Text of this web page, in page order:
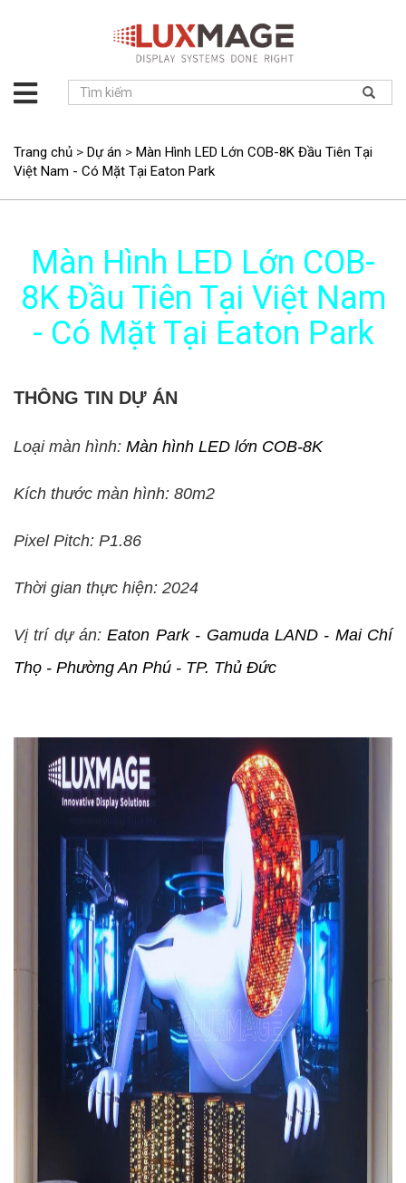
Giới
Giải
pháp
Tin
tức
Hỗ
hệ
Trang chủ > Dự án > Màn Hình LED Lớn COB-8K Đầu Tiên Tại
Việt Nam - Có Mặt Tại Eaton Park
Màn Hình LED Lớn COB-
8K Đầu Tiên Tại Việt Nam
- Có Mặt Tại Eaton Park
THÔNG TIN DỰ ÁN
Loại màn hình: Màn hình LED lớn COB-8K
Kích thước màn hình: 80m2
Pixel Pitch: P1.86
Thời gian thực hiện: 2024
Vị trí dự án:Eaton Park - Gamuda LAND - Mai Chí
Thọ - Phường An Phú - TP. Thủ Đức